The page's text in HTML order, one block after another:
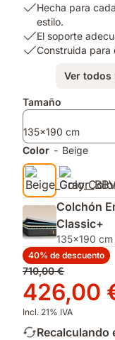
USP
Hecha
para
habitación,
para
estilo.
Hecha para
estilo.
USP
2:
en
lugares
correctos.
El soporte
USP
Construida
durar,
tras
noche.
Construida para
Ver todos
Complementos
Tamaño
135x190 cm
Color - Beige
Colchón
Classic+
135x190 cm
40% de descuento
Precio
original
710,00 €
710,00 €
Precio
426,00 €
426,00
Incl. 21% IVA
Recalculando